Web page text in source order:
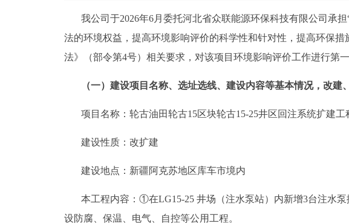
我公司于2026年6月委托河北省众联能源环保科技有限公司承担
法的环境权益，提高环境影响评价的科学性和针对性，提高环保
法》（部令第4号）相关要求，对该项目环境影响评价工作进行第
（一）建设项目名称、选址选线、建设内容等基本情况，改
项目名称： 轮古油田轮古15区块轮古15-25井区回注系统扩建工
建设性质： 改扩建
建设地点：新疆阿克苏地区库车市境内
本工程内容： ①在LG15-25 井场（注水泵站）内新增3台注水泵
设防腐、保温、电气、自控等公用工程。